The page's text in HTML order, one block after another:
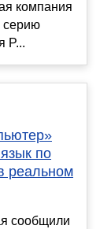
компания
серию
P...
по
реальном
сообщили